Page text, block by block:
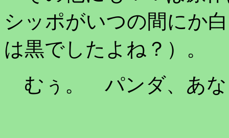
シッポがいつの間にか
は黒でしたよね？）。
むぅ。 パンダ、あな